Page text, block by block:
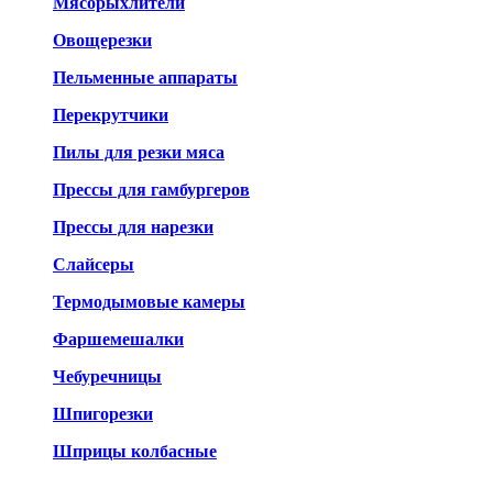
Овощерезки
Пельменные аппараты
Перекрутчики
Пилы для резки мяса
Прессы для гамбургеров
Прессы для нарезки
Слайсеры
Термодымовые камеры
Фаршемешалки
Чебуречницы
Шпигорезки
Шприцы колбасные